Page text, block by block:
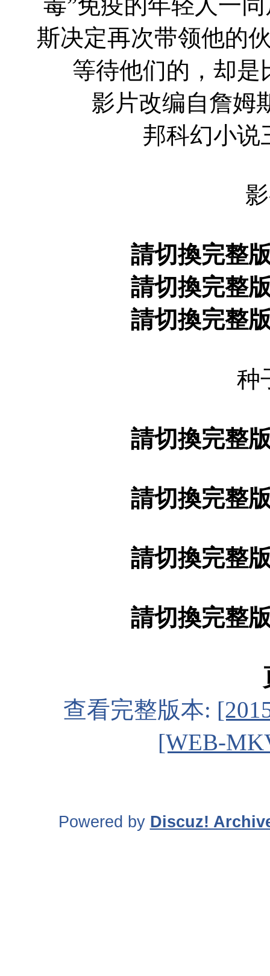
斯决定再次带领他的
等待他们的，却是
影片改编自詹姆斯
邦科幻小说
請切換完整
請切換完整
請切換完整
种
請切換完整
請切換完整
請切換完整
請切換完整
查看完整版本:
[WEB-
Powered by Discuz!